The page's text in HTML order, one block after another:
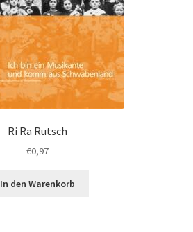
Ri Ra Rutsch
€0,97
In den Warenkorb